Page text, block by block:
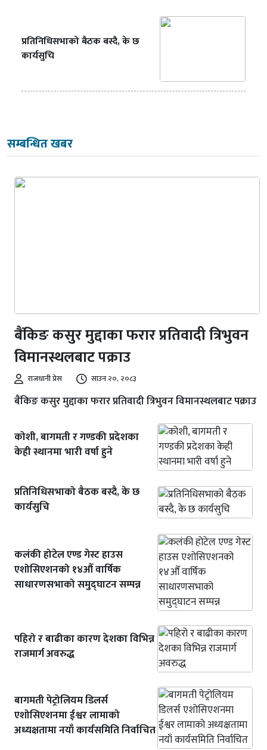
प्रतिनिधिसभाको बैठक बस्दै, के छ
कार्यसुचि
सम्बन्धित खबर
बैंकिङ कसुर मुद्दाका फरार प्रतिवादी त्रिभुवन
विमानस्थलबाट पक्राउ
राजधानी प्रेस साउन २०, २०८३
बैंकिङ कसुर मुद्दाका फरार प्रतिवादी त्रिभुवन विमानस्थलबाट पक्राउ
कोशी, बागमती र गण्डकी प्रदेशका
केही स्थानमा भारी वर्षा हुने
प्रतिनिधिसभाको बैठक बस्दै, के छ
कार्यसुचि
कलंकी होटेल एण्ड गेस्ट हाउस
एशोसिएशनको १४औँ वार्षिक
साधारणसभाको समुद्घाटन सम्पन्न
पहिरो र बाढीका कारण देशका विभिन्न
राजमार्ग अवरुद्ध
बागमती पेट्रोलियम डिलर्स
एशोसिएशनमा ईश्वर लामाको
अध्यक्षतामा नयाँ कार्यसमिति निर्वाचित